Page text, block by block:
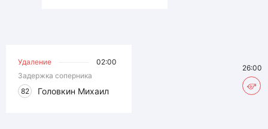
Удаление
02:00
Задержка соперника
82
Головкин Михаил
26:00